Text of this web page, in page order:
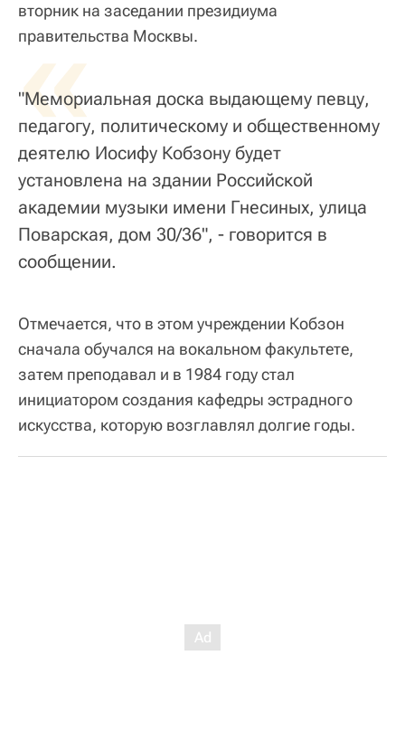
вторник на заседании президиума
правительства Москвы.
«
"Мемориальная доска выдающему певцу,
педагогу, политическому и общественному
деятелю Иосифу Кобзону будет
установлена на здании Российской
академии музыки имени Гнесиных, улица
Поварская, дом 30/36", - говорится в
сообщении.
Отмечается, что в этом учреждении Кобзон
сначала обучался на вокальном факультете,
затем преподавал и в 1984 году стал
инициатором создания кафедры эстрадного
искусства, которую возглавлял долгие годы.